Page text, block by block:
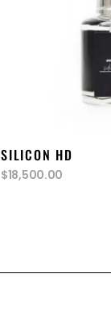
SILICON HD
$18,500.00